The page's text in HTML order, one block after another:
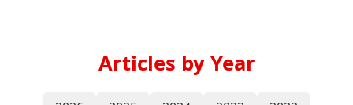
Articles by Year